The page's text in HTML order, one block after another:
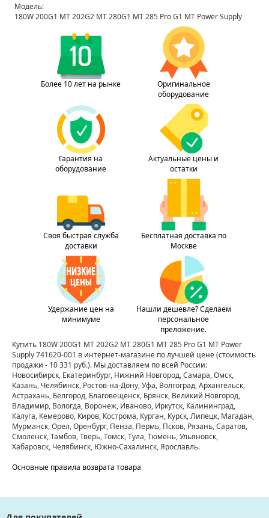
Модель:
180W 200G1 MT 202G2 MT 280G1 MT 285 Pro G1 MT Power Supply
Более 10 лет на рынке
Оригинальное
оборудование
Гарантия на
оборудование
Актуальные цены и
остатки
Своя быстрая служба
доставки
Бесплатная доставка по
Москве
Удержание цен на
минимуме
Нашли дешевле? Сделаем
персональное
преложение.
Купить 180W 200G1 MT 202G2 MT 280G1 MT 285 Pro G1 MT Power
Supply 741620-001 в интернет-магазине по лучшей цене(стоимость
продажи - 10 331 руб.). Мы доставляем по всей России:
Новосибирск, Екатеринбург, Нижний Новгород, Самара, Омск,
Казань, Челябинск, Ростов-на-Дону, Уфа, Волгоград, Архангельск,
Астрахань, Белгород, Благовещенск, Брянск, Великий Новгород,
Владимир, Вологда, Воронеж, Иваново, Иркутск, Калининград,
Калуга, Кемерово, Киров, Кострома, Курган, Курск, Липецк, Магадан,
Мурманск, Орел, Оренбург, Пенза, Пермь, Псков, Рязань, Саратов,
Смоленск, Тамбов, Тверь, Томск, Тула, Тюмень, Ульяновск,
Хабаровск, Челябинск, Южно-Сахалинск, Ярославль.
Основные правила возврата товара